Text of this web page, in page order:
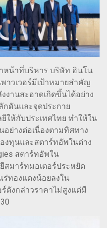
หน้าที่บริหาร บริษัท อินโน
พาวเวอร์มีเป้าหมายสำคัญ
งานสะอาดเกิดขึ้นได้อย่าง
กดันและจุดประกาย
ให้กับประเทศไทย ทำให้ใน
อย่างต่อเนื่องตามทิศทาง
งทุนและสตาร์ทอัพในต่าง
สตาร์ทอัพใน
สมาร์ทมอเตอร์ประหยัด
ทองแดงน้อยลงใน
ดังกล่าวราคาไม่สูงแต่มี